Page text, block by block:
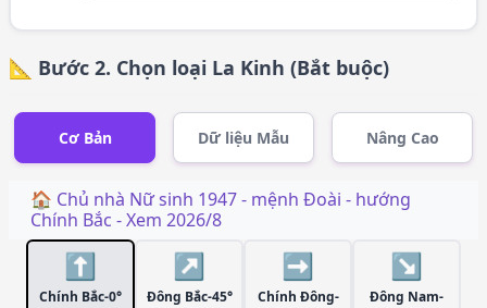
📐 Bước 2. Chọn loại La Kinh (Bắt buộc)
Cơ Bản Dữ liệu Mẫu Nâng Cao
🏠 Chủ nhà Nữsinh 1947- mệnh Đoài - hướng
Chính Bắc - Xem 2026/8
⬆️
Chính Bắc-0°
↗️
Đông Bắc-45°
➡️
Chính Đông-
↘️
Đông Nam-